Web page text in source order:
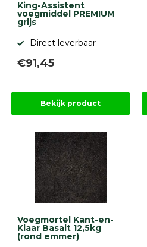
betonelementen
Overig
Aanbiedingen
9.1
King-Assistent
voegmiddel PREMIUM
grijs
Direct leverbaar
€91,45
Bekijk product
Voegmortel Kant-en-
Klaar Basalt 12,5kg
(rond emmer)